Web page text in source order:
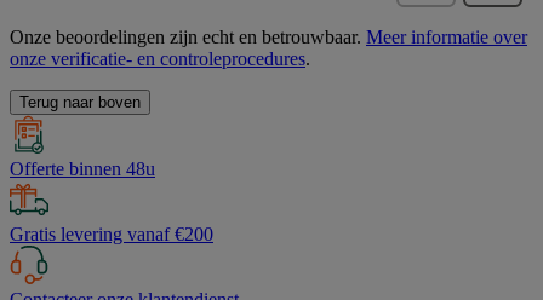
Onze beoordelingen zijn echt en betrouwbaar. Meer informatie over
onze verificatie- en controleprocedures.
Terug naar boven
Offerte binnen 48u
Gratis levering vanaf €200